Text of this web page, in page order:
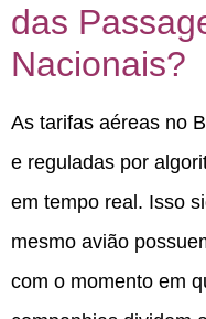
das
Nacionais?
As tarifas aéreas no
e reguladas por
em tempo real. Isso
mesmo avião
com o momento em